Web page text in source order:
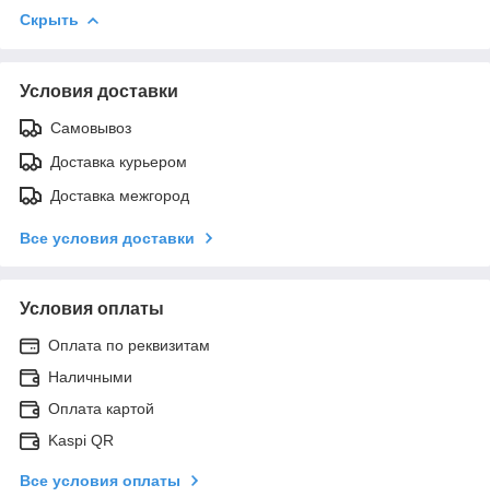
Скрыть
Условия доставки
Самовывоз
Доставка курьером
Доставка межгород
Все условия доставки
Условия оплаты
Оплата по реквизитам
Наличными
Оплата картой
Kaspi QR
Все условия оплаты